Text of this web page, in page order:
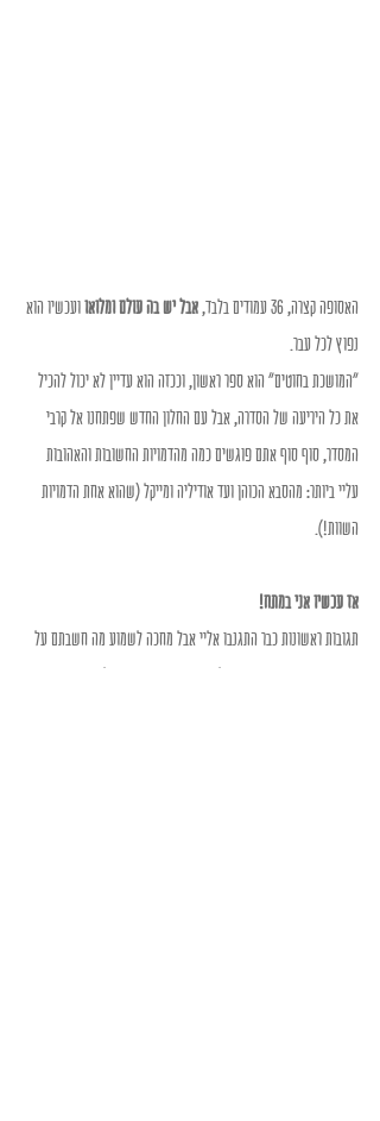
האסופה קצרה, 36 עמודים בלבד, אבל יש בה עולם ומלואו ועכשיו הוא
נפוץ לכל עבר.
"המושכת בחוטים" הוא ספר ראשון, וככזה הוא עדיין לא יכול להכיל
את כל היריעה של הסדרה, אבל עם החלון החדש שפתחנו אל קרבי
המסדר, סוף סוף אתם פוגשים כמה מהדמויות החשובות והאהובות
עליי ביותר: מהסבא הכוהן ועד אודיליה ומייקל (שהוא אחת הדמויות
השוות!).
אז עכשיו אני במתח!
תגובות ראשונות כבר התגנבו אליי אבל מחכה לשמוע מה חשבתם על
הסיפורים והנדבך החדש בעולם, וכמובן שמצפה כבר לשבוע הבא.